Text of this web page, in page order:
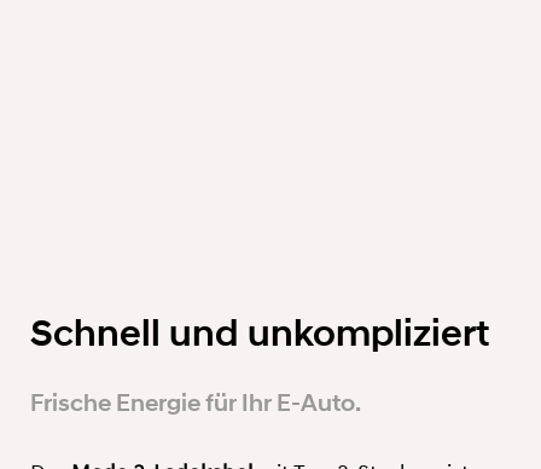
Schnell und unkompliziert
Frische Energie für Ihr E-Auto.